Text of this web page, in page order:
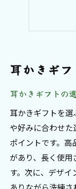
心の
耳
耳
特
心
耳
耳かきギ
耳かきギフトの
耳かきギフトを
や好みに合わせた
ポイントです。
があり、長く使
す。次に、デザ